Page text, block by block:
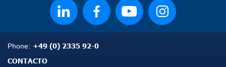
Phone: +49 (0) 2335 92-0
CONTACTO